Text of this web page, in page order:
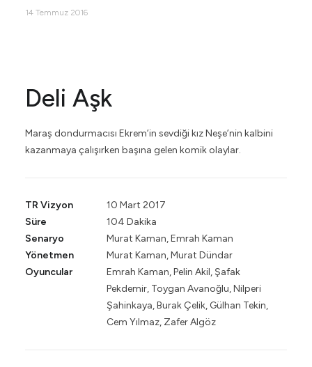
14 Temmuz 2016
Deli Aşk
Maraş dondurmacısı Ekrem’in sevdiği kız Neşe’nin kalbini
kazanmaya çalışırken başına gelen komik olaylar.
TR Vizyon
10 Mart 2017
Süre
104 Dakika
Senaryo
Murat Kaman, Emrah Kaman
Yönetmen
Murat Kaman, Murat Dündar
Oyuncular
Emrah Kaman, Pelin Akil, Şafak
Pekdemir, Toygan Avanoğlu, Nilperi
Şahinkaya, Burak Çelik, Gülhan Tekin,
Cem Yılmaz, Zafer Algöz